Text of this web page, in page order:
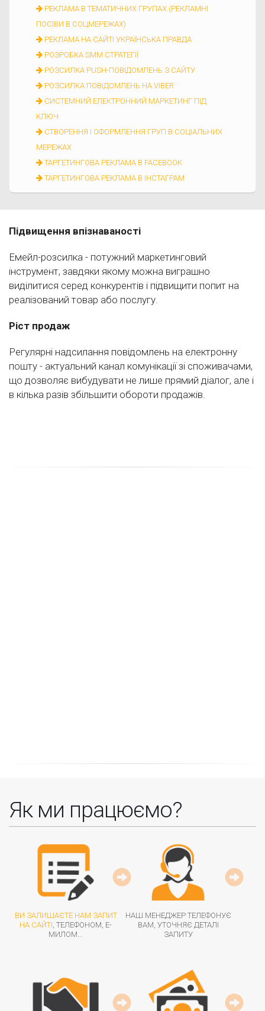
РЕКЛАМА В ТЕМАТИЧНИХ ГРУПАХ (РЕКЛАМНІ
ПОСІВИ В СОЦМЕРЕЖАХ)
РЕКЛАМА НА САЙТІ УКРАЇНСЬКА ПРАВДА
РОЗРОБКА SMM СТРАТЕГІЇ
РОЗСИЛКА PUSH-ПОВІДОМЛЕНЬ З САЙТУ
РОЗСИЛКА ПОВІДОМЛЕНЬ НА VIBER
СИСТЕМНИЙ ЕЛЕКТРОННИЙ МАРКЕТИНГ ПІД
КЛЮЧ
СТВОРЕННЯ І ОФОРМЛЕННЯ ГРУП В СОЦІАЛЬНИХ
МЕРЕЖАХ
ТАРГЕТИНГОВА РЕКЛАМА В FACEBOOK
ТАРГЕТИНГОВА РЕКЛАМА В ІНСТАГРАМ
Підвищення впізнаваності
Емейл-розсилка - потужний маркетинговий
інструмент, завдяки якому можна виграшно
виділитися серед конкурентів і підвищити попит на
реалізований товар або послугу.
Ріст продаж
Регулярні надсилання повідомлень на електронну
пошту - актуальний канал комунікації зі споживачами,
що дозволяє вибудувати не лише прямий діалог, але і
в кілька разів збільшити обороти продажів.
Як ми працюємо?
ВИ ЗАЛИШАЄТЕ НАМ ЗАПИТ
НА САЙТІ, ТЕЛЕФОНОМ, Е-
МИЛОМ...
НАШ МЕНЕДЖЕР ТЕЛЕФОНУЄ
ВАМ, УТОЧНЯЄ ДЕТАЛІ
ЗАПИТУ